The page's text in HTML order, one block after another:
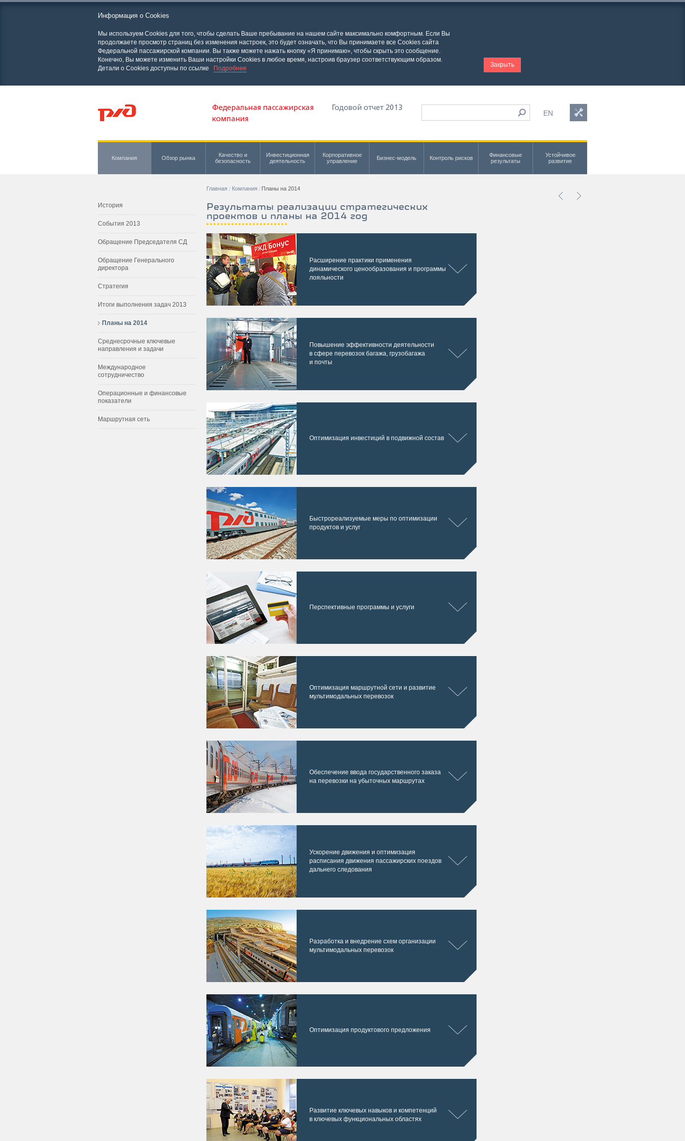
Информация о Cookies
Мы используем Cookies для того, чтобы сделать Ваше пребывание на нашем сайте максимально комфортным. Если Вы
продолжаете просмотр страниц без изменения настроек, это будет означать, что Вы принимаете все Cookies сайта
Федеральной пассажирской компании. Вы также можете нажать кнопку «Я принимаю», чтобы скрыть это сообщение.
Конечно, Вы можете изменить Ваши настройки Cookies в любое время, настроив браузер соответствующим образом.
Детали о Cookies доступны по ссылке
Подробнее Закрыть
EN
Компания Обзор рынка
Качество и
безопасность
Инвестиционная
деятельность
Корпоративное
управление
Бизнес-модель Контроль рисков
Финансовые
результаты
Устойчивое
развитие
Главная Компания Планы на 2014
История
События 2013
Обращение Председателя СД
Обращение Генерального
директора
Стратегия
Итоги выполнения задач 2013
Планы на 2014
Среднесрочные ключевые
направления и задачи
Международное
сотрудничество
Операционные и финансовые
показатели
Маршрутная сеть
Результаты реализации стратегических
проектов и планы на 2014 год
Расширение практики применения
динамического ценообразования и программы
лояльности
Повышение эффективности деятельности
в сфере перевозок багажа, грузобагажа
и почты
Оптимизация инвестиций в подвижной состав
Быстрореализуемые меры по оптимизации
продуктов и услуг
Перспективные программы и услуги
Оптимизация маршрутной сети и развитие
мультимодальных перевозок
Обеспечение ввода государственного заказа
на перевозки на убыточных маршрутах
Ускорение движения и оптимизация
расписания движения пассажирских поездов
дальнего следования
Разработка и внедрение схем организации
мультимодальных перевозок
Оптимизация продуктового предложения
Развитие ключевых навыков и компетенций
в ключевых функциональных областях